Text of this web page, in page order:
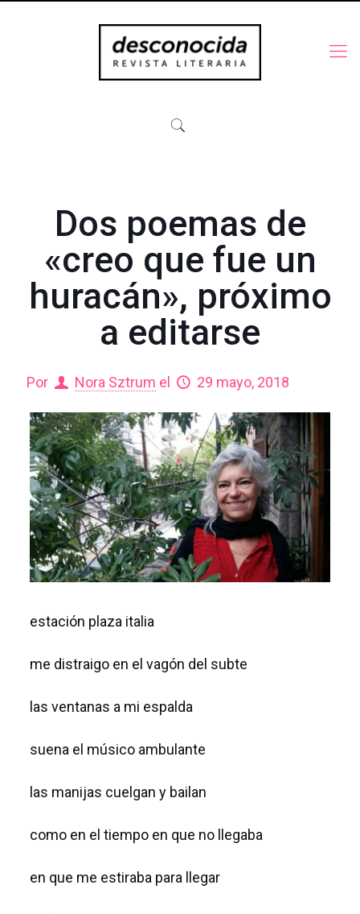
Dos poemas de
«creo que fue un
huracán», próximo
a editarse
Por Nora Sztrum el 29 mayo, 2018
estación plaza italia
me distraigo en el vagón del subte
las ventanas a mi espalda
suena el músico ambulante
las manijas cuelgan y bailan
como en el tiempo en que no llegaba
en que me estiraba para llegar